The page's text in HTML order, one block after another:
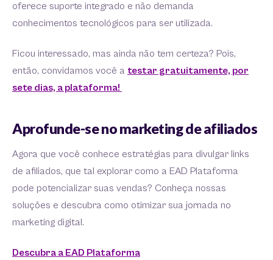
oferece suporte integrado e não demanda
conhecimentos tecnológicos para ser utilizada.
Ficou interessado, mas ainda não tem certeza? Pois,
então, convidamos você a testar gratuitamente, por
sete dias, a plataforma!
Aprofunde-se no marketing de afiliados
Agora que você conhece estratégias para divulgar links
de afiliados, que tal explorar como a EAD Plataforma
pode potencializar suas vendas? Conheça nossas
soluções e descubra como otimizar sua jornada no
marketing digital.
Descubra a EAD Plataforma